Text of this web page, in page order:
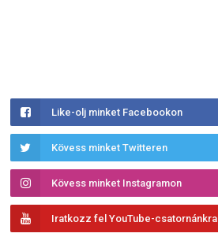
Like-olj minket Facebookon
Kövess minket Twitteren
Kövess minket Instagramon
Iratkozz fel YouTube-csatornánkra